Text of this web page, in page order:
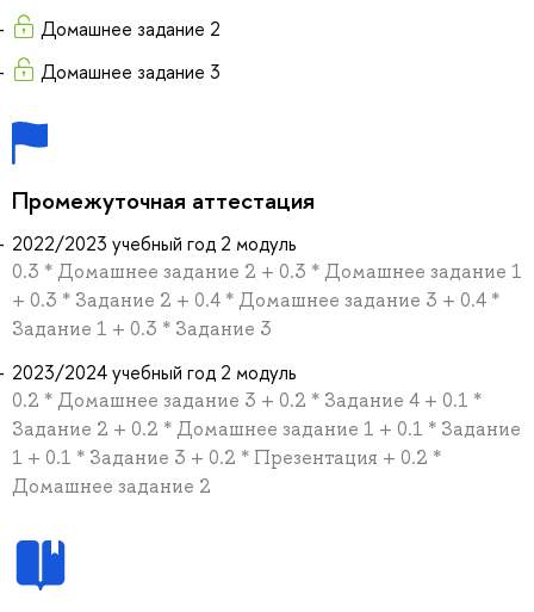
Домашнее задание 2
Домашнее задание 3
Промежуточная аттестация
2022/2023 учебный год 2 модуль
0.3 * Домашнее задание 2 + 0.3 * Домашнее задание 1
+ 0.3 * Задание 2 + 0.4 * Домашнее задание 3 + 0.4 *
Задание 1 + 0.3 * Задание 3
2023/2024 учебный год 2 модуль
0.2 * Домашнее задание 3 + 0.2 * Задание 4 + 0.1 *
Задание 2 + 0.2 * Домашнее задание 1 + 0.1 * Задание
1 + 0.1 * Задание 3 + 0.2 * Презентация + 0.2 *
Домашнее задание 2